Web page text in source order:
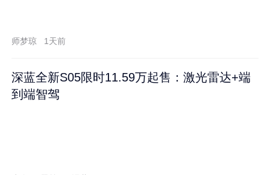
师梦琼 1天前
深蓝全新S05限时11.59万起售：激光雷达+端
到端智驾